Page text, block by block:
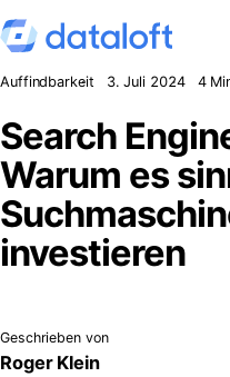
Zum Inhalt springen
Auffindbarkeit 3. Juli 2024 4
Search
Warum es
investieren
Geschrieben von
Roger Klein